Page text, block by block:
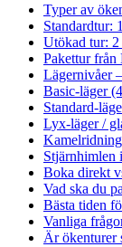
Typer av
Standardtur:
Utökad tur: 2
Pakettur från
Lägernivåer
Basic-läger
Standard-
Lyx-läger /
Stjärnhimlen
Boka direkt
Vad ska du
Bästa tiden
Vanliga
Är ökenturer